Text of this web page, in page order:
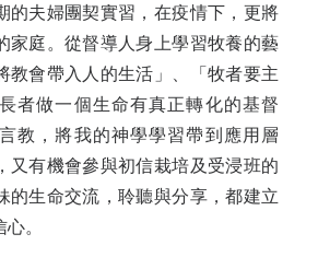
的夫婦團契實習，在疫情下，更將
家庭。從督導人身上學習牧養的藝
教會帶入人的生活」、「牧者要主
者做一個生命有真正轉化的基督
教，將我的神學學習帶到應用層
又有機會參與初信栽培及受浸班的
的生命交流，聆聽與分享，都建立
。